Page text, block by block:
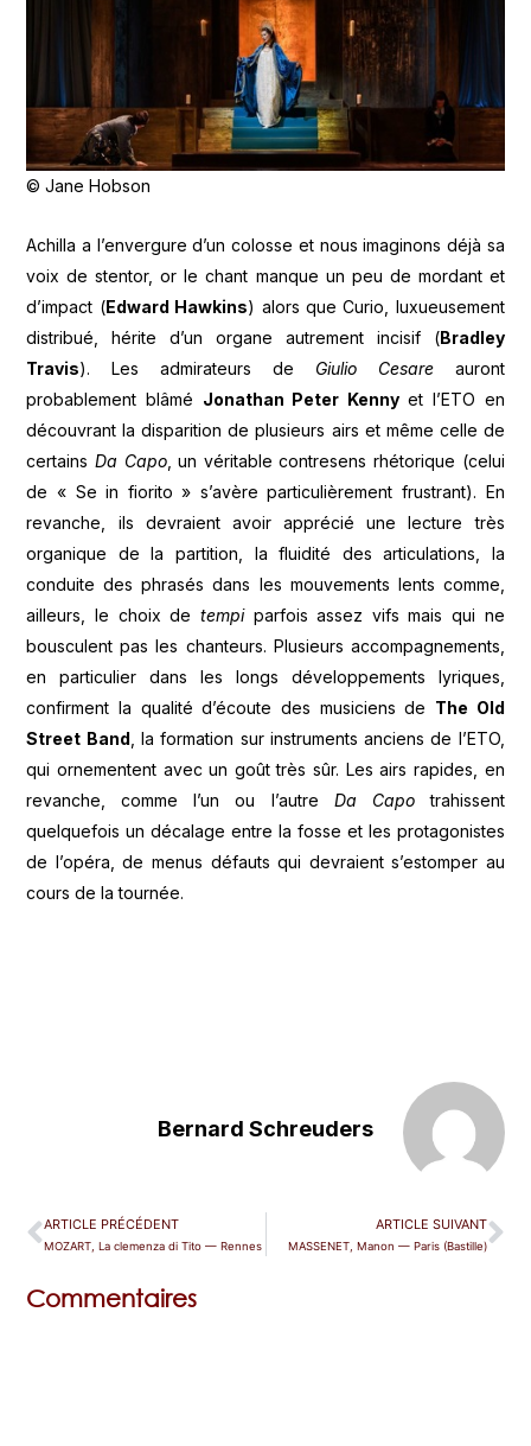
© Jane Hobson
Achilla a l’envergure d’un colosse et nous imaginons déjà sa
voix de stentor, or le chant manque un peu de mordant et
d’impact (Edward Hawkins) alors que Curio, luxueusement
distribué, hérite d’un organe autrement incisif (Bradley
Travis). Les admirateurs de Giulio Cesare auront
probablement blâmé Jonathan Peter Kennyet l’ETO en
découvrant la disparition de plusieurs airs et même celle de
certains Da Capo, un véritable contresens rhétorique (celui
de « Se in fiorito » s’avère particulièrement frustrant). En
revanche, ils devraient avoir apprécié une lecture très
organique de la partition, la fluidité des articulations, la
conduite des phrasés dans les mouvements lents comme,
ailleurs, le choix de tempi parfois assez vifs mais qui ne
bousculent pas les chanteurs. Plusieurs accompagnements,
en particulier dans les longs développements lyriques,
confirment la qualité d’écoute des musiciens de The Old
Street Band , la formation sur instruments anciens de l’ETO,
qui ornementent avec un goût très sûr. Les airs rapides, en
revanche, comme l’un ou l’autre Da Capotrahissent
quelquefois un décalage entre la fosse et les protagonistes
de l’opéra, de menus défauts qui devraient s’estomper au
cours de la tournée.
Bernard Schreuders
ARTICLE PRÉCÉDENT
MOZART, La clemenza di Tito — Rennes
ARTICLE SUIVANT
MASSENET, Manon — Paris (Bastille)
Commentaires